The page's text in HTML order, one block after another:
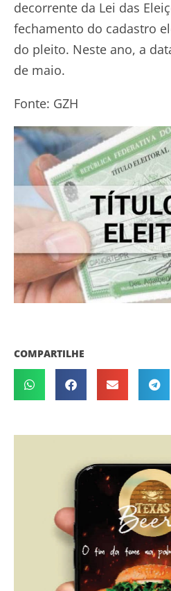
decorrente da Lei das
fechamento do cadastro
do pleito. Neste ano, a
de maio.
Fonte: GZH
COMPARTILHE